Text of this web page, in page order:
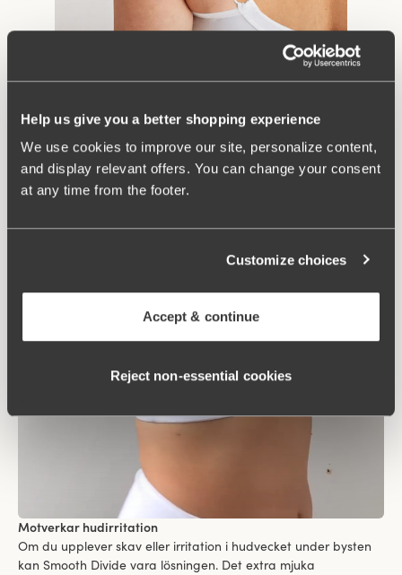
Help us give you a better shopping experience
We use cookies to improve our site, personalize content,
and display relevant offers. You can change your consent
at any time from the footer.
Customize choices
Accept & continue
Reject non‑essential cookies
bekväm att ha på sig hela dagen.
Motverkar hudirritation
Om du upplever skav eller irritation i hudvecket under bysten
kan Smooth Divide vara lösningen. Det extra mjuka